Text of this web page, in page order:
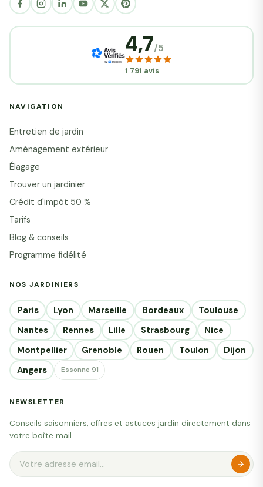
4,7/5
1 791 avis
NAVIGATION
Entretien de jardin
Aménagement extérieur
Élagage
Trouver un jardinier
Crédit d'impôt 50 %
Tarifs
Blog & conseils
Programme fidélité
NOS JARDINIERS
Paris Lyon Marseille Bordeaux
Toulouse
Nantes
Rennes Lille Strasbourg
Nice
Montpellier
Grenoble Rouen Toulon
Dijon
Angers
Essonne 91
NEWSLETTER
Conseils saisonniers, offres et astuces jardin directement dans
votre boîte mail.